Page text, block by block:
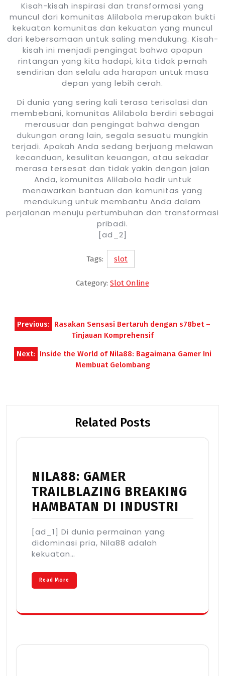
Kisah-kisah inspirasi dan transformasi yang
muncul dari komunitas Alilabola merupakan bukti
kekuatan komunitas dan kekuatan yang muncul
dari kebersamaan untuk saling mendukung. Kisah-
kisah ini menjadi pengingat bahwa apapun
rintangan yang kita hadapi, kita tidak pernah
sendirian dan selalu ada harapan untuk masa
depan yang lebih cerah.
Di dunia yang sering kali terasa terisolasi dan
membebani, komunitas Alilabola berdiri sebagai
mercusuar dan pengingat bahwa dengan
dukungan orang lain, segala sesuatu mungkin
terjadi. Apakah Anda sedang berjuang melawan
kecanduan, kesulitan keuangan, atau sekadar
merasa tersesat dan tidak yakin dengan jalan
Anda, komunitas Alilabola hadir untuk
menawarkan bantuan dan komunitas yang
mendukung untuk membantu Anda dalam
perjalanan menuju pertumbuhan dan transformasi
pribadi.
[ad_2]
Tags: slot
Category: Slot Online
Post
navigation
Previous:
Rasakan Sensasi Bertaruh dengan s78bet –
Tinjauan Komprehensif
Next:
Inside the World of Nila88: Bagaimana Gamer Ini
Membuat Gelombang
Related Posts
NILA88: GAMER
TRAILBLAZING BREAKING
HAMBATAN DI INDUSTRI
[ad_1] Di dunia permainan yang
didominasi pria, Nila88 adalah
kekuatan…
Read More